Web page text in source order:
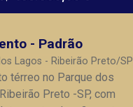
- Padrão
Lagos - Ribeirão Preto/SP
térreo no Parque dos
Preto -SP, com